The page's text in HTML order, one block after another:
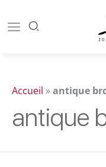
au
contenu
Accueil »antique
antique